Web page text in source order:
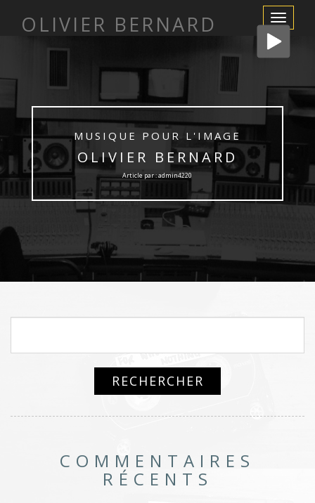
Afficher/
la
navigation
OLIVIER BERNARD
MUSIQUE POUR L'IMAGE
OLIVIER BERNARD
Article par : admin4220
COMMENTAIRES
RÉCENTS